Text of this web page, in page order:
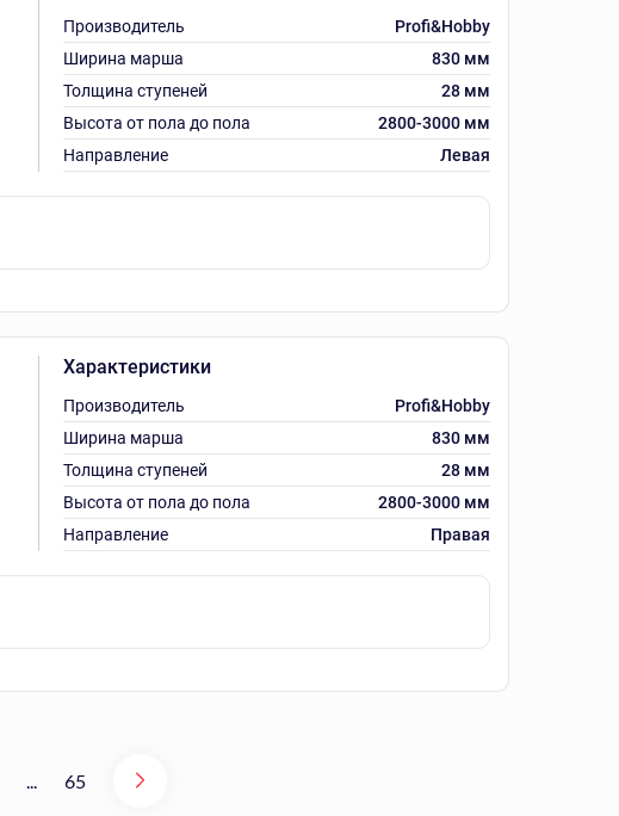
Производитель
Profi&Hobby
Ширина марша
830 мм
Толщина ступеней
28 мм
Высота от пола до пола
2800-3000 мм
Направление
Левая
Характеристики
Производитель
Profi&Hobby
Ширина марша
830 мм
Толщина ступеней
28 мм
Высота от пола до пола
2800-3000 мм
Направление
Правая
65